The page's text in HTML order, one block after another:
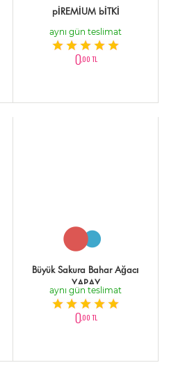
pİREMİUM bİTKİ
aynı gün teslimat
0,00 TL
Büyük Sakura Bahar Ağacı
YAPAY
aynı gün teslimat
0,00 TL